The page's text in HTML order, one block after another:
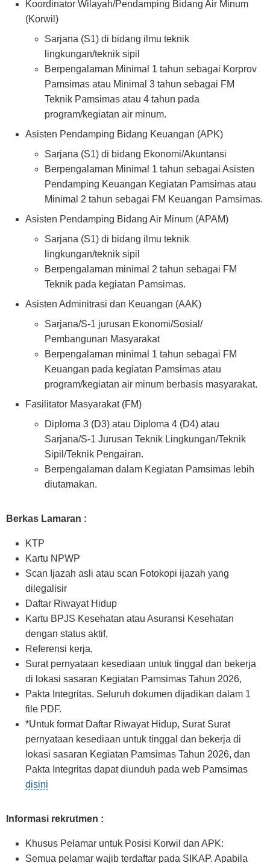
Koordinator Wilayah/Pendamping Bidang Air Minum
(Korwil)
Sarjana (S1) di bidang ilmu teknik
lingkungan/teknik sipil
Berpengalaman Minimal 1 tahun sebagai Korprov
Pamsimas atau Minimal 3 tahun sebagai FM
Teknik Pamsimas atau 4 tahun pada
program/kegiatan air minum.
Asisten Pendamping Bidang Keuangan (APK)
Sarjana (S1) di bidang Ekonomi/Akuntansi
Berpengalaman Minimal 1 tahun sebagai Asisten
Pendamping Keuangan Kegiatan Pamsimas atau
Minimal 2 tahun sebagai FM Keuangan Pamsimas.
Asisten Pendamping Bidang Air Minum (APAM)
Sarjana (S1) di bidang ilmu teknik
lingkungan/teknik sipil
Berpengalaman minimal 2 tahun sebagai FM
Teknik pada kegiatan Pamsimas.
Asisten Adminitrasi dan Keuangan (AAK)
Sarjana/S-1 jurusan Ekonomi/Sosial/
Pembangunan Masyarakat
Berpengalaman minimal 1 tahun sebagai FM
Keuangan pada kegiatan Pamsimas atau
program/kegiatan air minum berbasis masyarakat.
Fasilitator Masyarakat (FM)
Diploma 3 (D3) atau Diploma 4 (D4) atau
Sarjana/S-1 Jurusan Teknik Lingkungan/Teknik
Sipil/Teknik Pengairan.
Berpengalaman dalam Kegiatan Pamsimas lebih
diutamakan.
Berkas Lamaran :
KTP
Kartu NPWP
Scan Ijazah asli atau scan Fotokopi ijazah yang
dilegalisir
Daftar Riwayat Hidup
Kartu BPJS Kesehatan atau Asuransi Kesehatan
dengan status aktif,
Referensi kerja,
Surat pernyataan kesediaan untuk tinggal dan bekerja
di lokasi sasaran Kegiatan Pamsimas Tahun 2026,
Pakta Integritas. Seluruh dokumen dijadikan dalam 1
file PDF.
*Untuk format Daftar Riwayat Hidup, Surat Surat
pernyataan kesediaan untuk tinggal dan bekerja di
lokasi sasaran Kegiatan Pamsimas Tahun 2026, dan
Pakta Integritas dapat diunduh pada web Pamsimas
disini
Informasi rekrutmen :
Khusus Pelamar untuk Posisi Korwil dan APK:
Semua pelamar wajib terdaftar pada SIKAP. Apabila